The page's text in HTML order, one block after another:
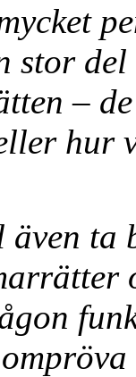
stor
–
hur
ta